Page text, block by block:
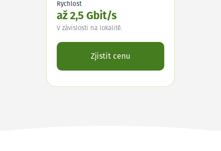
Rychlost
až 2,5 Gbit/s
V závislosti na lokalitě.
Zjistit cenu